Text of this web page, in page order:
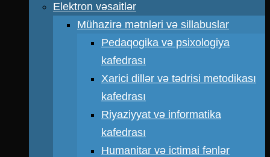
Elektron vəsaitlər
Mühazirə mətnləri və sillabuslar
Pedaqogika və psixologiya
kafedrası
Xarici dillər və tədrisi metodikası
kafedrası
Riyaziyyat və informatika
kafedrası
Humanitar və ictimai fənlər